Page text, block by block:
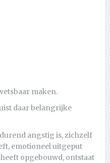
maken.
daar belangrijke
angstig is, zichzelf
emotioneel uitgeput
opgebouwd, ontstaat